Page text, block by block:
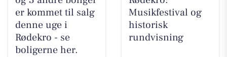
er kommet til salg
denne uge i
Rødekro - se
boligerne her.
Musikfestival og
historisk
rundvisning